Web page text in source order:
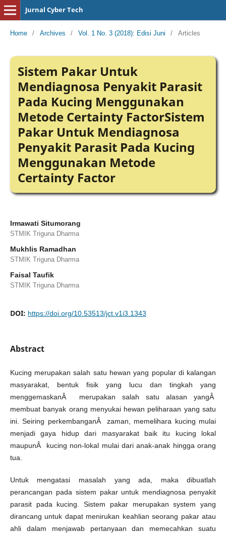
Jurnal Cyber Tech
Home / Archives / Vol. 1 No. 3 (2018): Edisi Juni / Articles
Sistem Pakar Untuk
Mendiagnosa Penyakit Parasit
Pada Kucing Menggunakan
Metode Certainty FactorSistem
Pakar Untuk Mendiagnosa
Penyakit Parasit Pada Kucing
Menggunakan Metode
Certainty Factor
Irmawati Situmorang
STMIK Triguna Dharma
Mukhlis Ramadhan
STMIK Triguna Dharma
Faisal Taufik
STMIK Triguna Dharma
DOI: https://doi.org/10.53513/jct.v1i3.1343
Abstract
Kucing merupakan salah satu hewan yang popular di kalangan
masyarakat, bentuk fisik yang lucu dan tingkah yang
menggemaskanÂ merupakan salah satu alasan yangÂ
membuat banyak orang menyukai hewan peliharaan yang satu
ini. Seiring perkembanganÂ zaman, memelihara kucing mulai
menjadi gaya hidup dari masyarakat baik itu kucing lokal
maupunÂ kucing non-lokal mulai dari anak-anak hingga orang
tua.
Untuk mengatasi masalah yang ada, maka dibuatlah
perancangan pada sistem pakar untuk mendiagnosa penyakit
parasit pada kucing. Sistem pakar merupakan system yang
dirancang untuk dapat menirukan keahlian seorang pakar atau
ahli dalam menjawab pertanyaan dan memecahkan suatu